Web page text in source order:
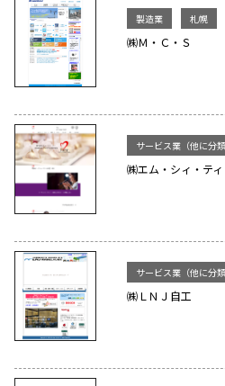
製造業 札幌
㈱Ｍ・Ｃ・Ｓ
サービス業（他に分
㈱エム・シィ・ティ
サービス業（他に分
㈱ＬＮＪ自工